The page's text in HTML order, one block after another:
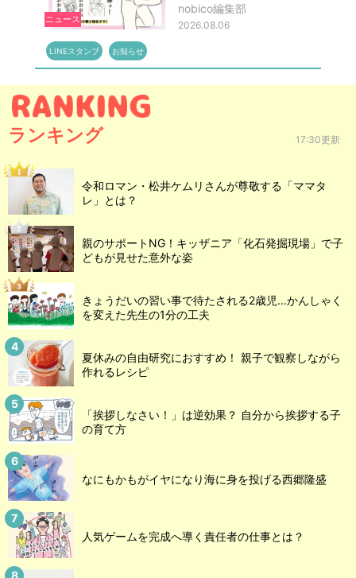
ニュース
nobico編集部
2026.08.06
LINEスタンプ お知らせ
ランキング 17:30更新
令和ロマン・松井ケムリさんが尊敬する「ママタ
レ」とは？
親のサポートNG！キッザニア「化石発掘現場」で子
どもが見せた意外な姿
きょうだいの習い事で待たされる2歳児...かんしゃく
を変えた先生の1分の工夫
夏休みの自由研究におすすめ！ 親子で観察しながら
作れるレシピ
「挨拶しなさい！」は逆効果？ 自分から挨拶する子
の育て方
なにもかもがイヤになり海に身を投げる西郷隆盛
人気ゲームを完成へ導く責任者の仕事とは？